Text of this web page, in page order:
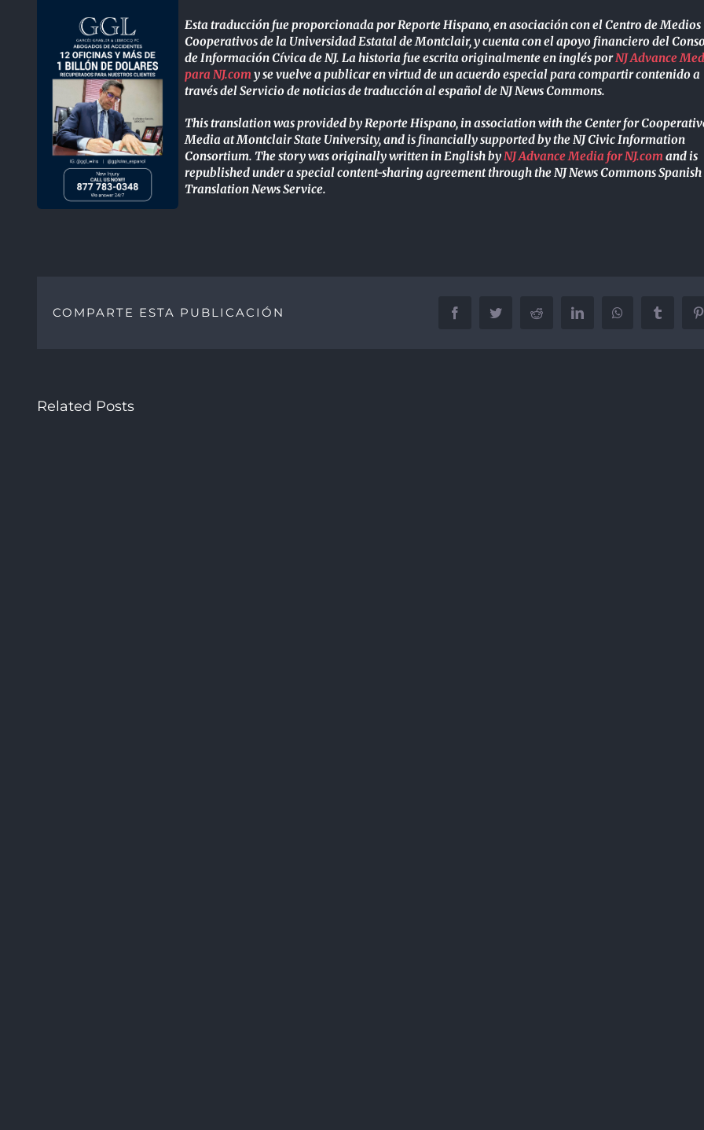
Esta traducción fue proporcionada por Reporte Hispano, en asociación con el Centro de Medios
Cooperativos de la Universidad Estatal de Montclair, y cuenta con el apoyo financiero del
de Información Cívica de NJ. La historia fue escrita originalmente en inglés porNJ Advance
para NJ.comy se vuelve a publicar en virtud de un acuerdo especial para compartir contenido a
través del Servicio de noticias de traducción al español de NJ News Commons.
This translation was provided by Reporte Hispano, in association with the Center for
Media at Montclair State University, and is financially supported by the NJ Civic Information
Consortium. The story was originally written in English byNJ Advance Media for NJ.comand is
republished under a special content-sharing agreement through the NJ News Commons Spanish
Translation News Service.
COMPARTE ESTA PUBLICACIÓN FacebookTwitter Reddit LinkedInWhatsAppTumblr
Related Posts